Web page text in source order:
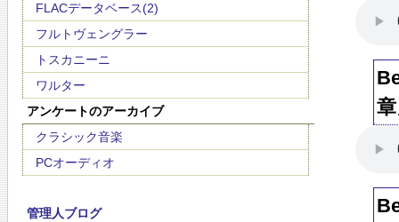
FLACデータベース(2)
フルトヴェングラー
トスカニーニ
ワルター
アンケートのアーカイブ
クラシック音楽
PCオーディオ
管理人ブログ